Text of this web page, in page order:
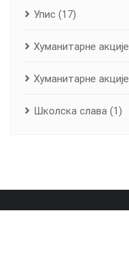
Упис (17)
Хуманитарне aкције
Хуманитарне акције
Школска слава (1)